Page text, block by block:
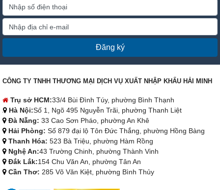
Đăng ký
CÔNG TY TNHH THƯƠNG MẠI DỊCH VỤ XUẤT NHẬP KHẨU HẢI MINH
Trụ sở HCM:33/4 Bùi Đình Túy, phường Bình Thạnh
Hà Nội:Số 1, Ngõ 495 Nguyễn Trãi, phường Thanh Liệt
Đà Nẵng: 33 Cao Sơn Pháo, phường An Khê
Hải Phòng: Số 879 đại lộ Tôn Đức Thắng, phường Hồng Bàng
Thanh Hóa: 523 Bà Triệu, phường Hàm Rồng
Nghệ An:43 Trường Chinh, phường Thành Vinh
Đắk Lắk:154 Chu Văn An, phường Tân An
Cần Thơ: 285 Võ Văn Kiệt, phường Bình Thủy